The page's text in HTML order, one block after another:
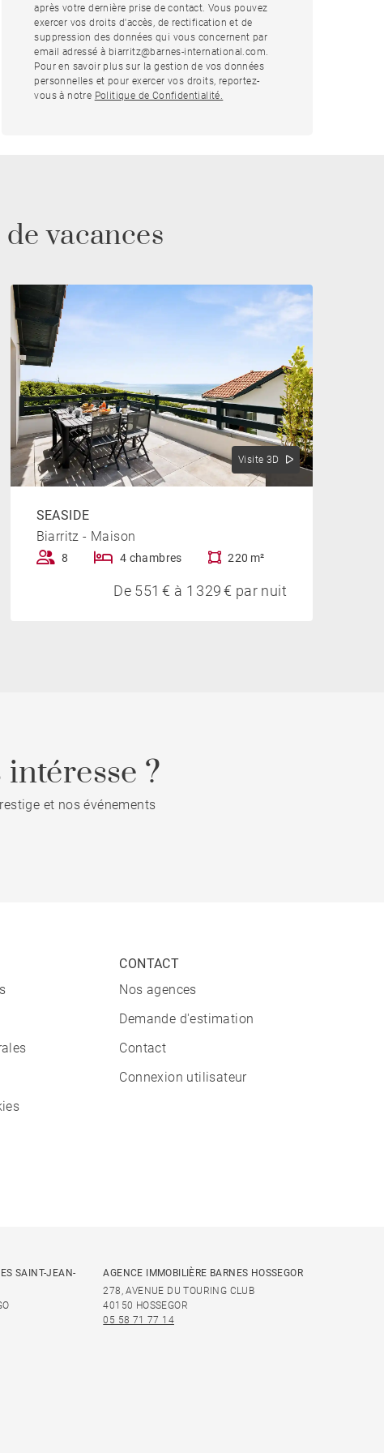
après votre dernière prise de contact. Vous pouvez
exercer vos droits d'accès, de rectification et de
suppression des données qui vous concernent par
email adressé à biarritz@barnes-international.com.
Pour en savoir plus sur la gestion de vos données
personnelles et pour exercer vos droits, reportez-
vous à notre Politique de Confidentialité.
vacances
Visite 3D
SEASIDE
Biarritz - Maison
8 4 chambres 220 m²
De 551 € à 1 329 € par nuit
?
et nos événements
CONTACT
Nos agences
Demande d'estimation
Contact
Connexion utilisateur
SAINT-JEAN-
AGENCE IMMOBILIÈRE BARNES HOSSEGOR
278, AVENUE DU TOURING CLUB
40150 HOSSEGOR
05 58 71 77 14